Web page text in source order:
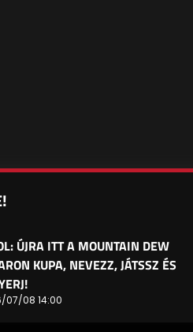
ÚJRA ITT A MOUNTAIN DEW
KUPA, NEVEZZ, JÁTSSZ ÉS
07/08 14:00